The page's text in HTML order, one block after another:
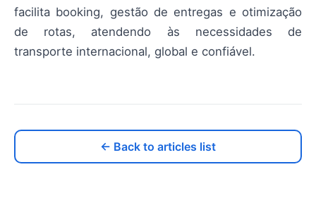
facilita booking, gestão de entregas e otimização
de rotas, atendendo às necessidades de
transporte internacional, global e confiável.
← Back to articles list